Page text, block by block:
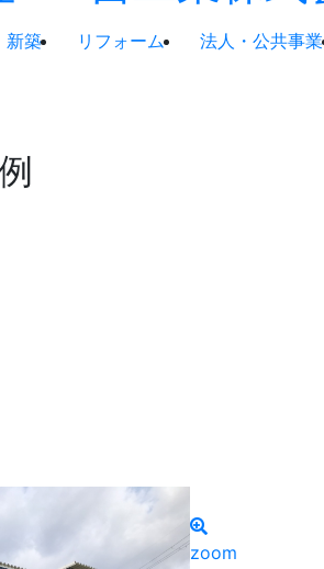
新築 リフォーム 法人・公共事業
zoom